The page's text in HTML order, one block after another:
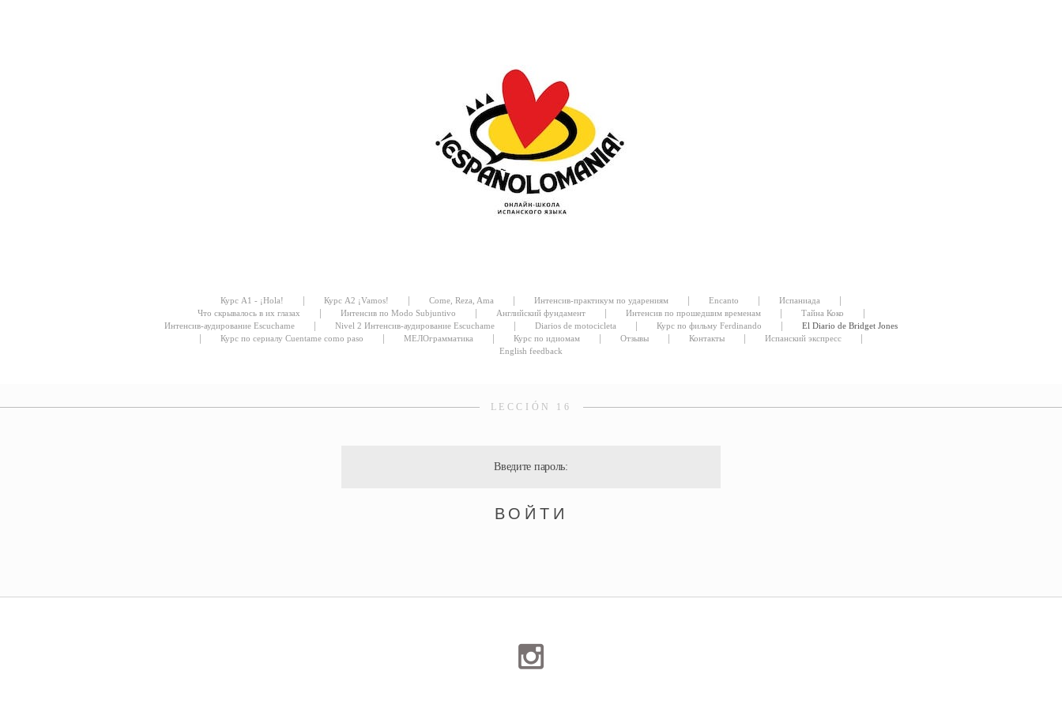
Курс А1 - ¡Hola! | Курс А2 ¡Vamos! | Come, Reza, Ama | Интенсив-практикум по ударениям | Encanto | Испаниада |
Что скрывалось в их глазах | Интенсив по Modo Subjuntivo | Английский фундамент | Интенсив по прошедшим временам | Тайна Коко |
Интенсив-аудирование Escuchame | Nivel 2 Интенсив-аудирование Escuchame | Diarios de motocicleta | Курс по фильму Ferdinando | El Diario de Bridget Jones
| Курс по сериалу Cuentame como paso | МЕЛОграмматика | Курс по идиомам | Отзывы | Контакты | Испанский экспресс |
English feedback
LECCIÓN 16